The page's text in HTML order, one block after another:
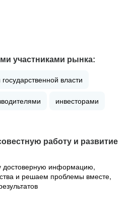
участниками рынка:
власти
инвесторами
работу и развитие
достоверную информацию,
и решаем проблемы вместе,